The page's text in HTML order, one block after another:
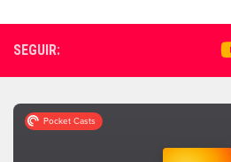
SEGUIR: